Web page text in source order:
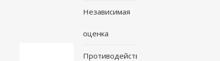
Независимая
оценка
Противодействие